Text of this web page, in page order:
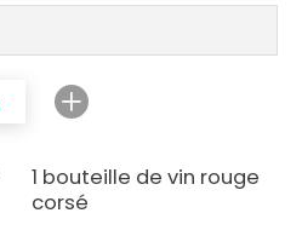
1 bouteille de vin rouge
corsé